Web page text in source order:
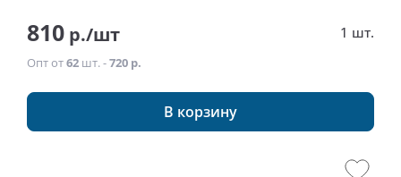
810 р./шт 1 шт.
Опт от62 шт. -720 р.
В корзину